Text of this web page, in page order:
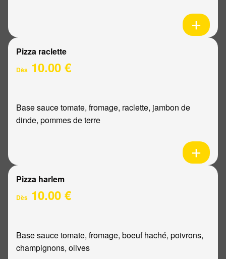
Pizza raclette
Dès 10.00 €
Base sauce tomate, fromage, raclette, jambon de
dinde, pommes de terre
Pizza harlem
Dès 10.00 €
Base sauce tomate, fromage, boeuf haché, poivrons,
champignons, olives